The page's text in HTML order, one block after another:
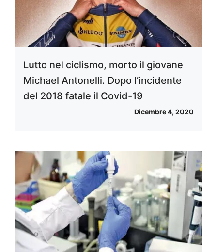
Lutto nel ciclismo, morto il giovane
Michael Antonelli. Dopo l’incidente
del 2018 fatale il Covid-19
Dicembre 4, 2020